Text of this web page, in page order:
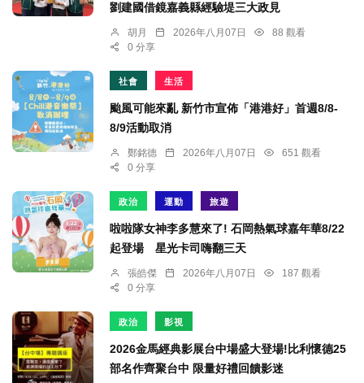
劉建國借鏡嘉義縣經驗堤三大政見
胡月 2026年八月07日
88 觀看
0 分享
社會 生活
颱風可能來亂 新竹市宣佈「港港好」首週8/8-
8/9活動取消
鄭銘德 2026年八月07日
651 觀看
0 分享
政治 運動 旅遊
啦啦隊女神李多慧來了! 石岡熱氣球嘉年華8/22
起登場 星光卡司嗨翻三天
張皓傑 2026年八月07日
187 觀看
0 分享
政治 影視
2026金馬經典影展台中場盛大登場!比利懷德25
部名作齊聚台中 限量好禮回饋影迷